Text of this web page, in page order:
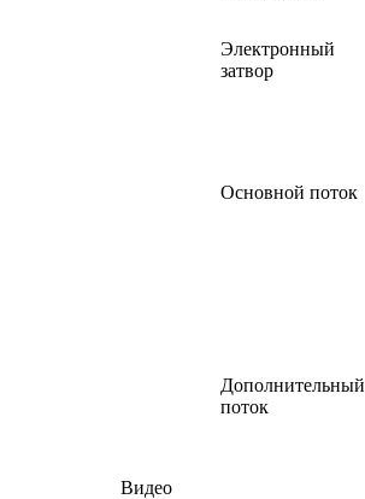
Видео
Электронный
затвор
Основной поток
Дополнительный
поток